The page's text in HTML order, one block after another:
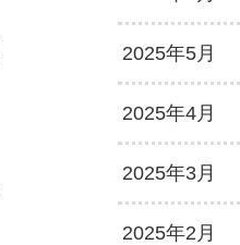
2025年5月
2025年4月
2025年3月
2025年2月